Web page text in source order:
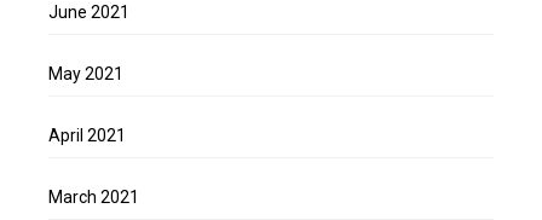
June 2021
May 2021
April 2021
March 2021